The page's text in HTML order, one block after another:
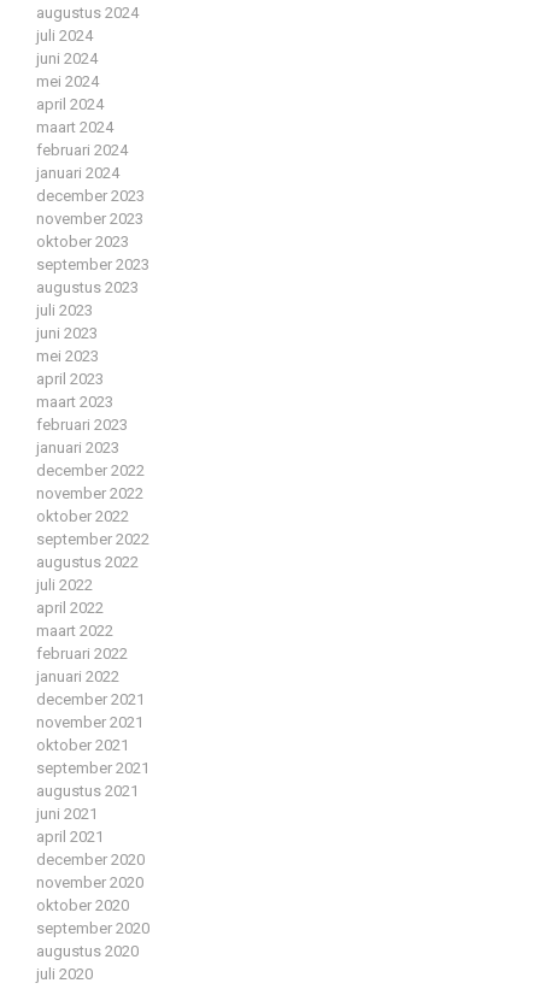
augustus 2024
juli 2024
juni 2024
mei 2024
april 2024
maart 2024
februari 2024
januari 2024
december 2023
november 2023
oktober 2023
september 2023
augustus 2023
juli 2023
juni 2023
mei 2023
april 2023
maart 2023
februari 2023
januari 2023
december 2022
november 2022
oktober 2022
september 2022
augustus 2022
juli 2022
april 2022
maart 2022
februari 2022
januari 2022
december 2021
november 2021
oktober 2021
september 2021
augustus 2021
juni 2021
april 2021
december 2020
november 2020
oktober 2020
september 2020
augustus 2020
juli 2020